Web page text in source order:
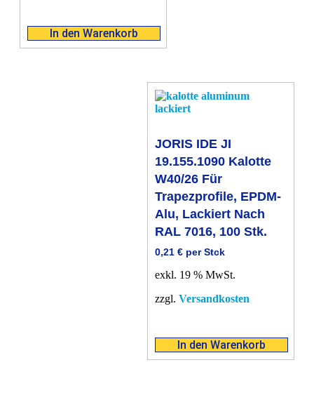
In den Warenkorb
JORIS IDE JI
19.155.1090 Kalotte
W40/26 Für
Trapezprofile, EPDM-
Alu, Lackiert Nach
RAL 7016, 100 Stk.
0,21 € per Stck
exkl. 19 % MwSt.
zzgl. Versandkosten
In den Warenkorb